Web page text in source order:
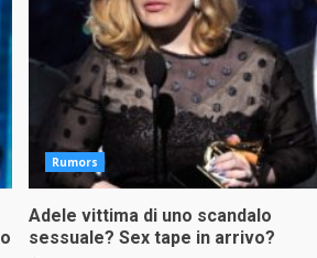
Rumors
Adele vittima di uno scandalo
sessuale? Sex tape in arrivo?